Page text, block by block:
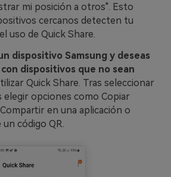
mi posición a otros". Esto
cercanos detecten tu
uso de Quick Share.
dispositivo Samsung y deseas
dispositivos que no sean
Quick Share. Tras seleccionar
elegir opciones como Copiar
en una aplicación o
código QR.